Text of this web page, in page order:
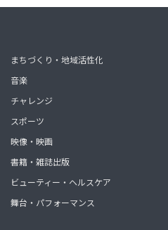
まちづくり・地域活性化
音楽
チャレンジ
スポーツ
映像・映画
書籍・雑誌出版
ビューティー・ヘルスケア
舞台・パフォーマンス